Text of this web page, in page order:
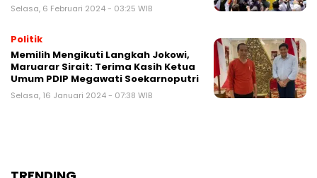
Selasa, 6 Februari 2024 - 03:25 WIB
Politik
Memilih Mengikuti Langkah Jokowi,
Maruarar Sirait: Terima Kasih Ketua
Umum PDIP Megawati Soekarnoputri
Selasa, 16 Januari 2024 - 07:38 WIB